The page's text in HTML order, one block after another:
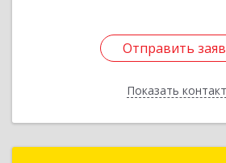
Отправить
Показать
Отправить
Назад